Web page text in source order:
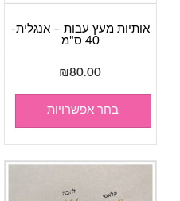
אותיות מעץ עבות – אנגלית-
40 ס"מ
₪80.00
בחר אפשרויות